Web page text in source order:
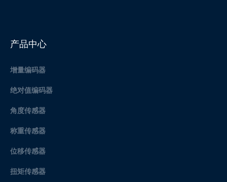
产品中心
增量编码器
绝对值编码器
角度传感器
称重传感器
位移传感器
扭矩传感器